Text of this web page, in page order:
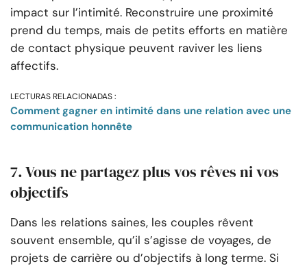
impact sur l’intimité. Reconstruire une proximité
prend du temps, mais de petits efforts en matière
de contact physique peuvent raviver les liens
affectifs.
LECTURAS RELACIONADAS :
Comment gagner en intimité dans une relation avec une
communication honnête
7. Vous ne partagez plus vos rêves ni vos
objectifs
Dans les relations saines, les couples rêvent
souvent ensemble, qu’il s’agisse de voyages, de
projets de carrière ou d’objectifs à long terme. Si